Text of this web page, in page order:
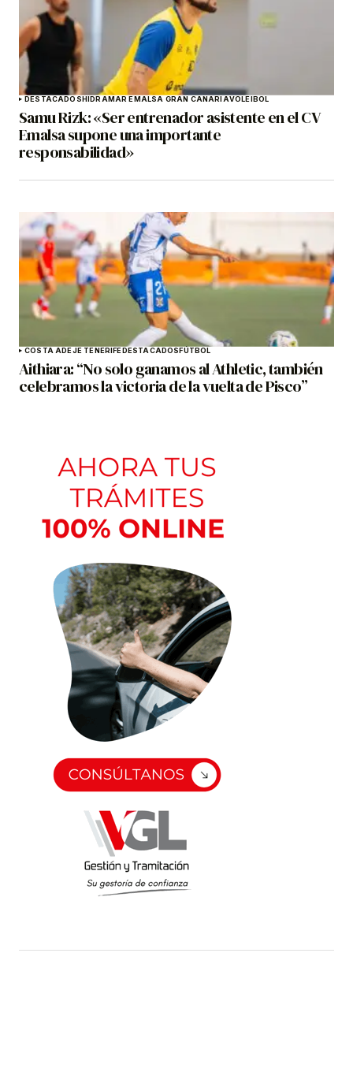
DESTACADOSHIDRAMAR EMALSA GRAN CANARIAVOLEIBOL
Samu Rizk: «Ser entrenador asistente en el CV
Emalsa supone una importante
responsabilidad»
COSTA ADEJE TENERIFEDESTACADOSFÚTBOL
Aithiara: “No solo ganamos al Athletic, también
celebramos la victoria de la vuelta de Pisco”